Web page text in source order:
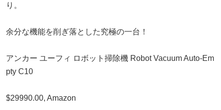
り。
余分な機能を削ぎ落とした究極の一台！
アンカー ユーフィ ロボット掃除機 Robot Vacuum Auto-Em
pty C10
$29990.00, Amazon